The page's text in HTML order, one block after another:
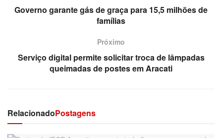
Governo garante gás de graça para 15,5 milhões de
famílias
Próximo
Serviço digital permite solicitar troca de lâmpadas
queimadas de postes em Aracati
RelacionadoPostagens